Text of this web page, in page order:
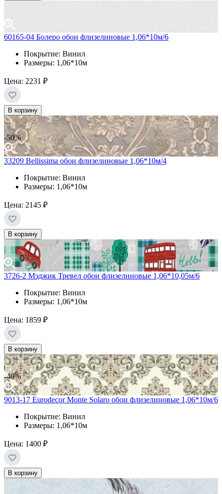
60165-04 Болеро обои флизелиновые 1,06*10м/6
Покрытие: Винил
Размеры: 1,06*10м
Цена: 2231 ₽
В корзину
-50%
33209 Bellissima обои флизелиновые 1,06*10м/4
Покрытие: Винил
Размеры: 1,06*10м
Цена: 2145 ₽
В корзину
3726-2 Мэджик Тревел обои флизелиновые 1,06*10,05м/6
Покрытие: Винил
Размеры: 1,06*10м
Цена: 1859 ₽
В корзину
-40%
9013-17 Eurodecor Monte Solaro обои флизелиновые 1,06*10м/6
Покрытие: Винил
Размеры: 1,06*10м
Цена: 1400 ₽
В корзину